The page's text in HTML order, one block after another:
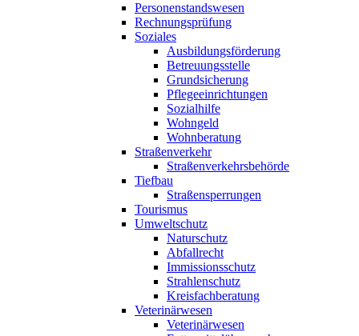
Personenstandswesen
Rechnungsprüfung
Soziales
Ausbildungsförderung
Betreuungsstelle
Grundsicherung
Pflegeeinrichtungen
Sozialhilfe
Wohngeld
Wohnberatung
Straßenverkehr
Straßenverkehrsbehörde
Tiefbau
Straßensperrungen
Tourismus
Umweltschutz
Naturschutz
Abfallrecht
Immissionsschutz
Strahlenschutz
Kreisfachberatung
Veterinärwesen
Veterinärwesen